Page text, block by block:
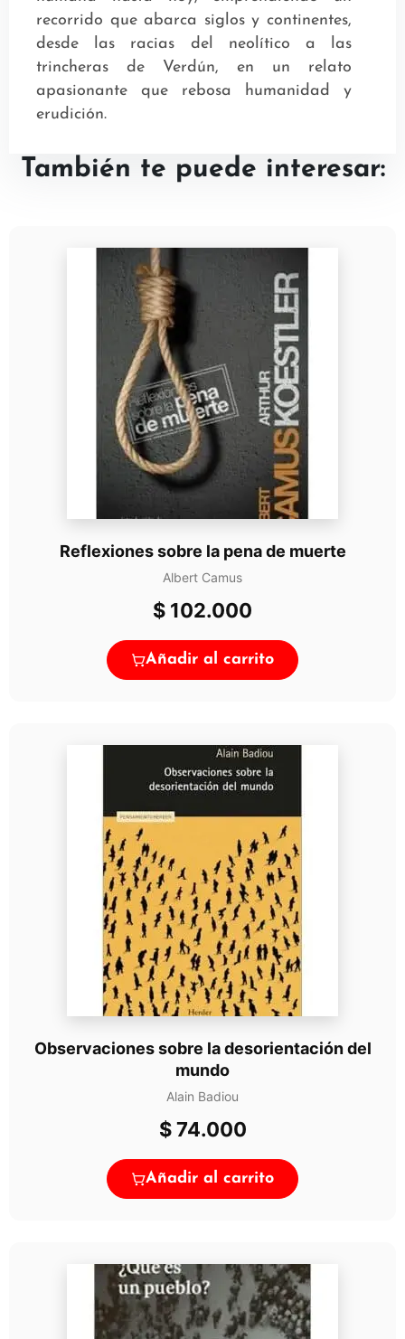
recorrido que abarca siglos y continentes,
desde las racias del neolítico a las
trincheras de Verdún, en un relato
apasionante que rebosa humanidad y
erudición.
También te puede interesar:
Reflexiones sobre la pena de muerte
Albert Camus
$ 102.000
Añadir al carrito
Observaciones sobre la desorientación del
mundo
Alain Badiou
$74.000
Añadir al carrito